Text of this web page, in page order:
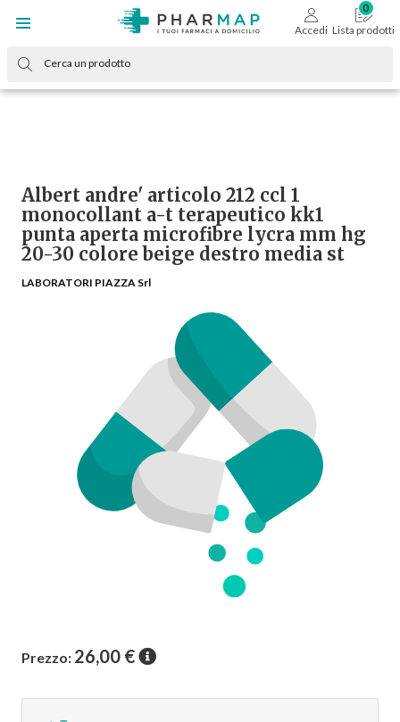
Accedi Lista prodotti
Albert andre' articolo 212 ccl 1
monocollant a-t terapeutico kk1
punta aperta microfibre lycra mm hg
20-30 colore beige destro media st
LABORATORI PIAZZA Srl
Prezzo: 26,00 €